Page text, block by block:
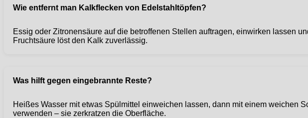
Wie entfernt man Kalkflecken von Edelstahltöpfen?
Essig oder Zitronensäure auf die betroffenen Stellen auftragen, einwirken lassen
Fruchtsäure löst den Kalk zuverlässig.
Was hilft gegen eingebrannte Reste?
Heißes Wasser mit etwas Spülmittel einweichen lassen, dann mit einem weichen
verwenden – sie zerkratzen die Oberfläche.